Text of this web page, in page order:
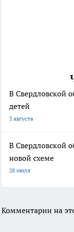
В Свердловской
детей
3 августа
В Свердловской
новой схеме
28 июля
Комментарии на